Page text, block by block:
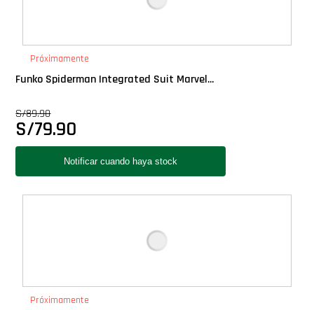
Próximamente
Funko Spiderman Integrated Suit Marvel...
S/89.90
S/79.90
Próximamente